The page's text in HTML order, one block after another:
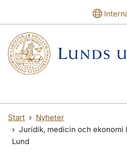
Start
Nyheter
Juridik, medicin och
Lund